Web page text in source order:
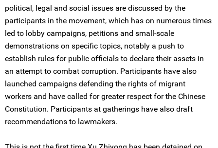
political, legal and social issues are discussed by the
participants in the movement, which has on numerous times
led to lobby campaigns, petitions and small-scale
demonstrations on specific topics, notably a push to
establish rules for public officials to declare their assets in
an attempt to combat corruption. Participants have also
launched campaigns defending the rights of migrant
workers and have called for greater respect for the Chinese
Constitution. Participants at gatherings have also draft
recommendations to lawmakers.